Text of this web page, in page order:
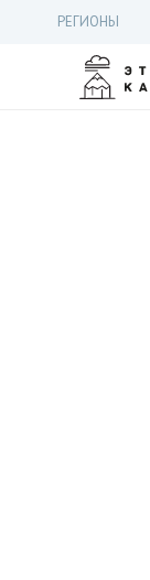
РЕГИОНЫ